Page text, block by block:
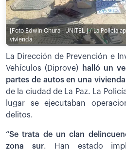
[Foto Edwin Chura - UNITEL ] / La Policía
vivienda
La Dirección de Prevención e
Vehículos (Diprove) halló un
partes de autos en una
de la ciudad de La Paz. La
lugar se ejecutaban
delitos.
“Se trata de un clan
zona sur. Han estado